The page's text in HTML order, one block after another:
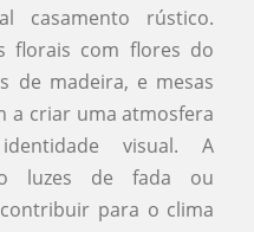
casamento rústico.
florais com flores do
de madeira, e mesas
a criar uma atmosfera
visual. A
luzes de fada ou
para o clima